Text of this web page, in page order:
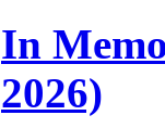
In
2026)